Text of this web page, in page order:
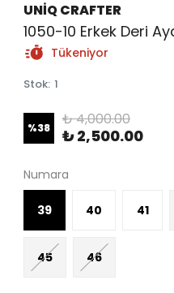
UNİQ CRAFTER
1050-10 Erkek Deri
Tükeniyor
Stok: 1
%38 ₺ 4,000.00
₺ 2,500.00
Numara
39 40 41
45 46